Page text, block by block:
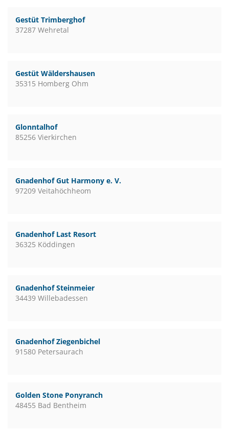
Gestüt Trimberghof
37287 Wehretal
Gestüt Wäldershausen
35315 Homberg Ohm
Glonntalhof
85256 Vierkirchen
Gnadenhof Gut Harmony e. V.
97209 Veitahöchheom
Gnadenhof Last Resort
36325 Köddingen
Gnadenhof Steinmeier
34439 Willebadessen
Gnadenhof Ziegenbichel
91580 Petersaurach
Golden Stone Ponyranch
48455 Bad Bentheim